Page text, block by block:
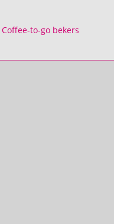
Coffee-to-go bekers